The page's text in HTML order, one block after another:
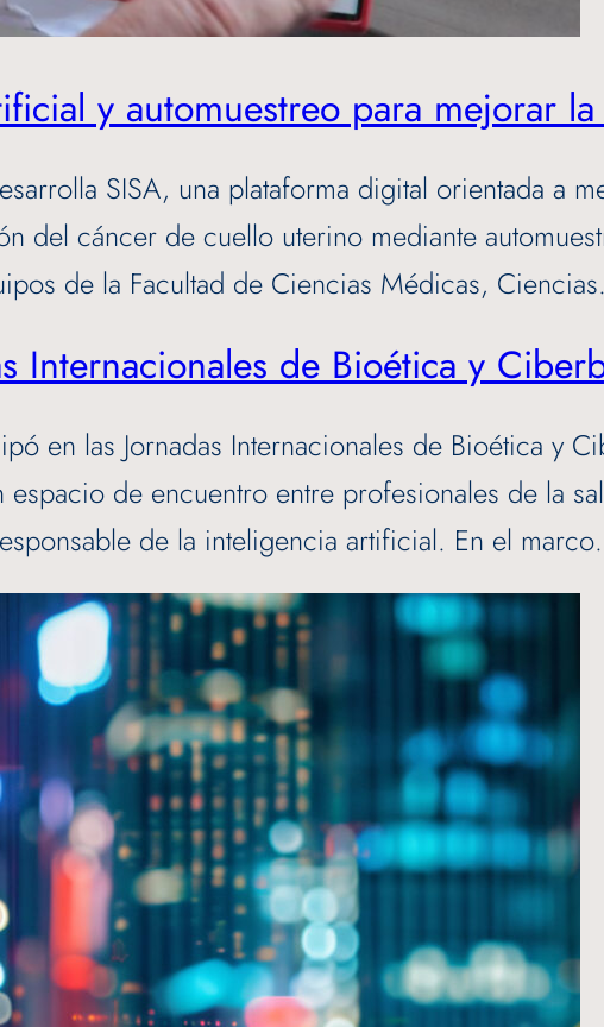
y automuestreo para mejorar
SISA, una plataforma digital orientada a
del cáncer de cuello uterino mediante
de la Facultad de Ciencias Médicas,
Internacionales de Bioética y
en las Jornadas Internacionales de Bioética y
de encuentro entre profesionales de la
de la inteligencia artificial. En el